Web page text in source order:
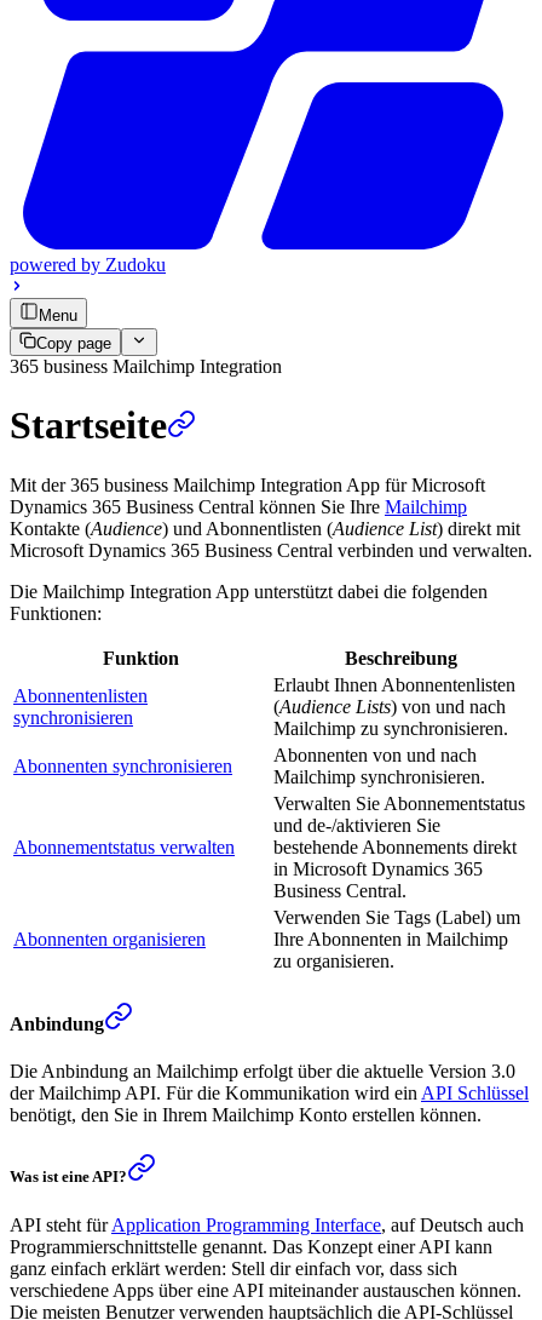
powered by Zudoku
Menu
Copy page
365 business Mailchimp Integration
Startseite
Mit der 365 business Mailchimp Integration App für Microsoft
Dynamics 365 Business Central können Sie Ihre Mailchimp
Kontakte (Audience) und Abonnentlisten (Audience List) direkt mit
Microsoft Dynamics 365 Business Central verbinden und verwalten.
Die Mailchimp Integration App unterstützt dabei die folgenden
Funktionen:
Funktion
Beschreibung
Abonnentenlisten
synchronisieren
Erlaubt Ihnen Abonnentenlisten
(Audience Lists) von und nach
Mailchimp zu synchronisieren.
Abonnenten synchronisieren
Abonnenten von und nach
Mailchimp synchronisieren.
Abonnementstatus verwalten
Verwalten Sie Abonnementstatus
und de-/aktivieren Sie
bestehende Abonnements direkt
in Microsoft Dynamics 365
Business Central.
Abonnenten organisieren
Verwenden Sie Tags (Label) um
Ihre Abonnenten in Mailchimp
zu organisieren.
Anbindung
Die Anbindung an Mailchimp erfolgt über die aktuelle Version 3.0
der Mailchimp API. Für die Kommunikation wird ein API Schlüssel
benötigt, den Sie in Ihrem Mailchimp Konto erstellen können.
Was ist eine API?
API steht fürApplication Programming Interface, auf Deutsch auch
Programmierschnittstelle genannt. Das Konzept einer API kann
ganz einfach erklärt werden: Stell dir einfach vor, dass sich
verschiedene Apps über eine API miteinander austauschen können.
Die meisten Benutzer verwenden hauptsächlich die API-Schlüssel